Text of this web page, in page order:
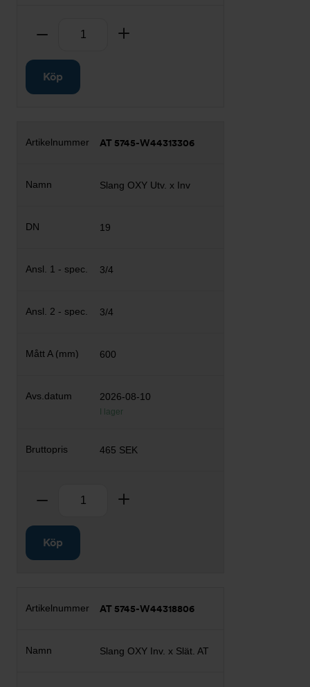
Ta bort
Köp
AT 5745-W44313306
Slang OXY Utv. x Inv
19
3/4
3/4
600
2026-08-10
I lager
465 SEK
Ta bort
Köp
AT 5745-W44318806
Slang OXY Inv. x Slät. AT